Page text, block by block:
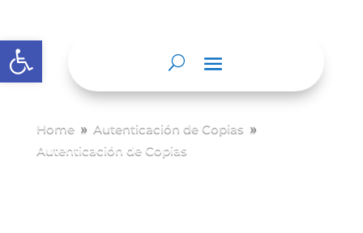
Abrir barra de herramientas
Home 9 Autenticación de Copias 9
Autenticación de Copias